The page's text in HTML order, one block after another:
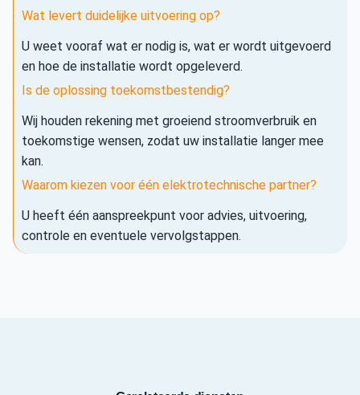
Wat levert duidelijke uitvoering op?
U weet vooraf wat er nodig is, wat er wordt uitgevoerd
en hoe de installatie wordt opgeleverd.
Is de oplossing toekomstbestendig?
Wij houden rekening met groeiend stroomverbruik en
toekomstige wensen, zodat uw installatie langer mee
kan.
Waarom kiezen voor één elektrotechnische partner?
U heeft één aanspreekpunt voor advies, uitvoering,
controle en eventuele vervolgstappen.